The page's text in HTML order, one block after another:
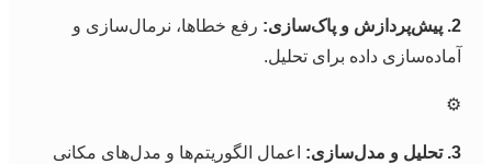
رفع خطاها، نرمال‌سازی و
داده برای تحلیل.
اعمال الگوریتم‌ها و مدل‌های مکانی